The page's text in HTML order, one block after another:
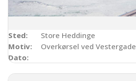
Sted:
Store Heddinge
Motiv:
Overkørsel ved Vestergade
Dato: